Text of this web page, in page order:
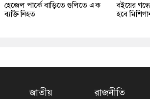
হেজেল পার্কে বাড়িতে গুলিতে এক
ব্যক্তি নিহত
বইয়ের
হবে
জাতীয় রাজনীতি